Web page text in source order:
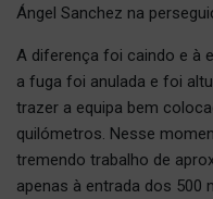
Ángel Sanchez na
A diferença foi caindo e à
a fuga foi anulada e foi
trazer a equipa bem
quilómetros. Nesse
tremendo trabalho de
apenas à entrada dos 500